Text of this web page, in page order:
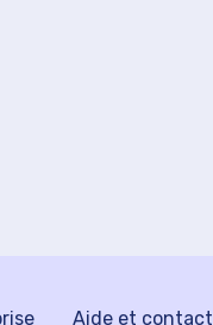
Aide et contact